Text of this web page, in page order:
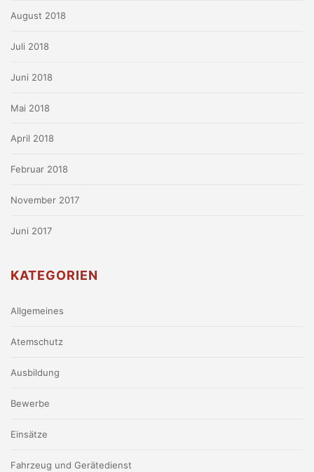
August 2018
Juli 2018
Juni 2018
Mai 2018
April 2018
Februar 2018
November 2017
Juni 2017
KATEGORIEN
Allgemeines
Atemschutz
Ausbildung
Bewerbe
Einsätze
Fahrzeug und Gerätedienst